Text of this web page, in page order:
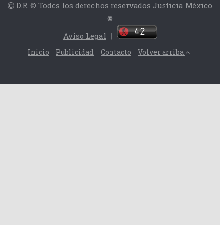
D.R. © Todos los derechos reservados Justicia México
®
Aviso Legal |
Inicio Publicidad Contacto Volver arriba